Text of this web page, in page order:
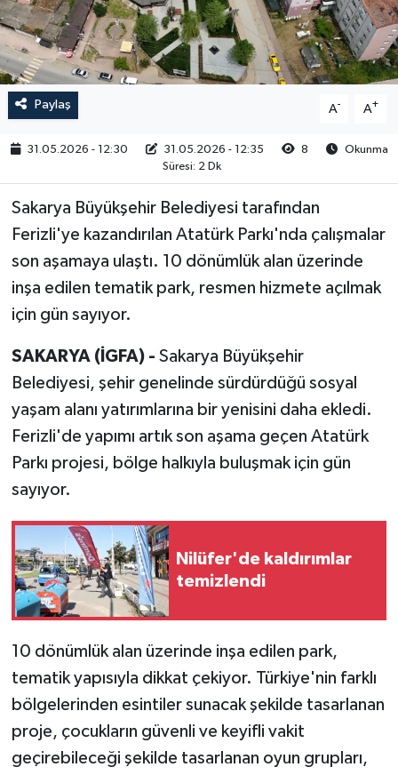
Paylaş A- A+
31.05.2026 - 12:30 31.05.2026 - 12:35 8
Okunma
Süresi: 2 Dk
Sakarya Büyükşehir Belediyesi tarafından
Ferizli'ye kazandırılan Atatürk Parkı'nda çalışmalar
son aşamaya ulaştı. 10 dönümlük alan üzerinde
inşa edilen tematik park, resmen hizmete açılmak
için gün sayıyor.
SAKARYA (İGFA) - Sakarya Büyükşehir
Belediyesi, şehir genelinde sürdürdüğü sosyal
yaşam alanı yatırımlarına bir yenisini daha ekledi.
Ferizli'de yapımı artık son aşama geçen Atatürk
Parkı projesi, bölge halkıyla buluşmak için gün
sayıyor.
Nilüfer'de kaldırımlar
temizlendi
10 dönümlük alan üzerinde inşa edilen park,
tematik yapısıyla dikkat çekiyor. Türkiye'nin farklı
bölgelerinden esintiler sunacak şekilde tasarlanan
proje, çocukların güvenli ve keyifli vakit
geçirebileceği şekilde tasarlanan oyun grupları,
RESMİ İLAN